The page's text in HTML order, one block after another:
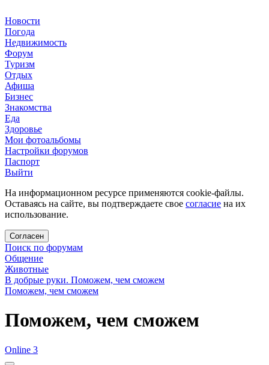
Новости
Погода
Недвижимость
Форум
Туризм
Отдых
Афиша
Бизнес
Знакомства
Еда
Здоровье
Мои фотоальбомы
Настройки форумов
Паспорт
Выйти
На информационном ресурсе применяются cookie-файлы.
Оставаясь на сайте, вы подтверждаете свое согласие на их
использование.
Согласен
Поиск по форумам
Общение
Животные
В добрые руки. Поможем, чем сможем
Поможем, чем сможем
Поможем, чем сможем
Online 3